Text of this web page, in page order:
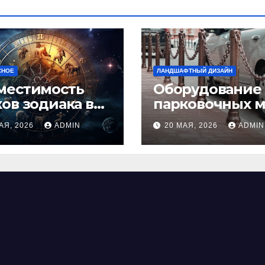
зодиака в
как найти
пару и
2026 ADMIN
ЛАНДШАФТНЫЙ ДИЗАЙН
Оборудование
парковочных
виды,
нормы
20 МАЯ, 2026 ADMIN